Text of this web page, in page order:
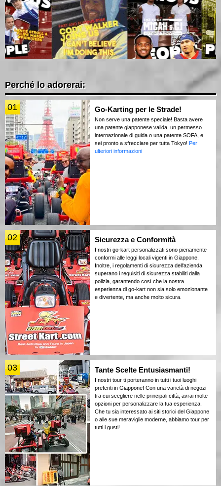
Perché lo adorerai:
01 Go-Karting per le Strade!
Non serve una patente speciale! Basta avere
una patente giapponese valida, un permesso
internazionale di guida o una patente SOFA, e
sei pronto a sfrecciare per tutta Tokyo! Per
ulteriori informazioni
02 Sicurezza e Conformità
I nostri go-kart personalizzati sono pienamente
conformi alle leggi locali vigenti in Giappone.
Inoltre, i regolamenti di sicurezza dell'azienda
superano i requisiti di sicurezza stabiliti dalla
polizia, garantendo così che la nostra
esperienza di go-kart non sia solo emozionante
e divertente, ma anche molto sicura.
03 Tante Scelte Entusiasmanti!
I nostri tour ti porteranno in tutti i tuoi luoghi
preferiti in Giappone! Con una varietà di negozi
tra cui scegliere nelle principali città, avrai molte
opzioni per personalizzare la tua esperienza.
Che tu sia interessato ai siti storici del Giappone
o alle sue meraviglie moderne, abbiamo tour per
tutti i gusti!